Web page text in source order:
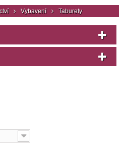
Vybavení Taburety